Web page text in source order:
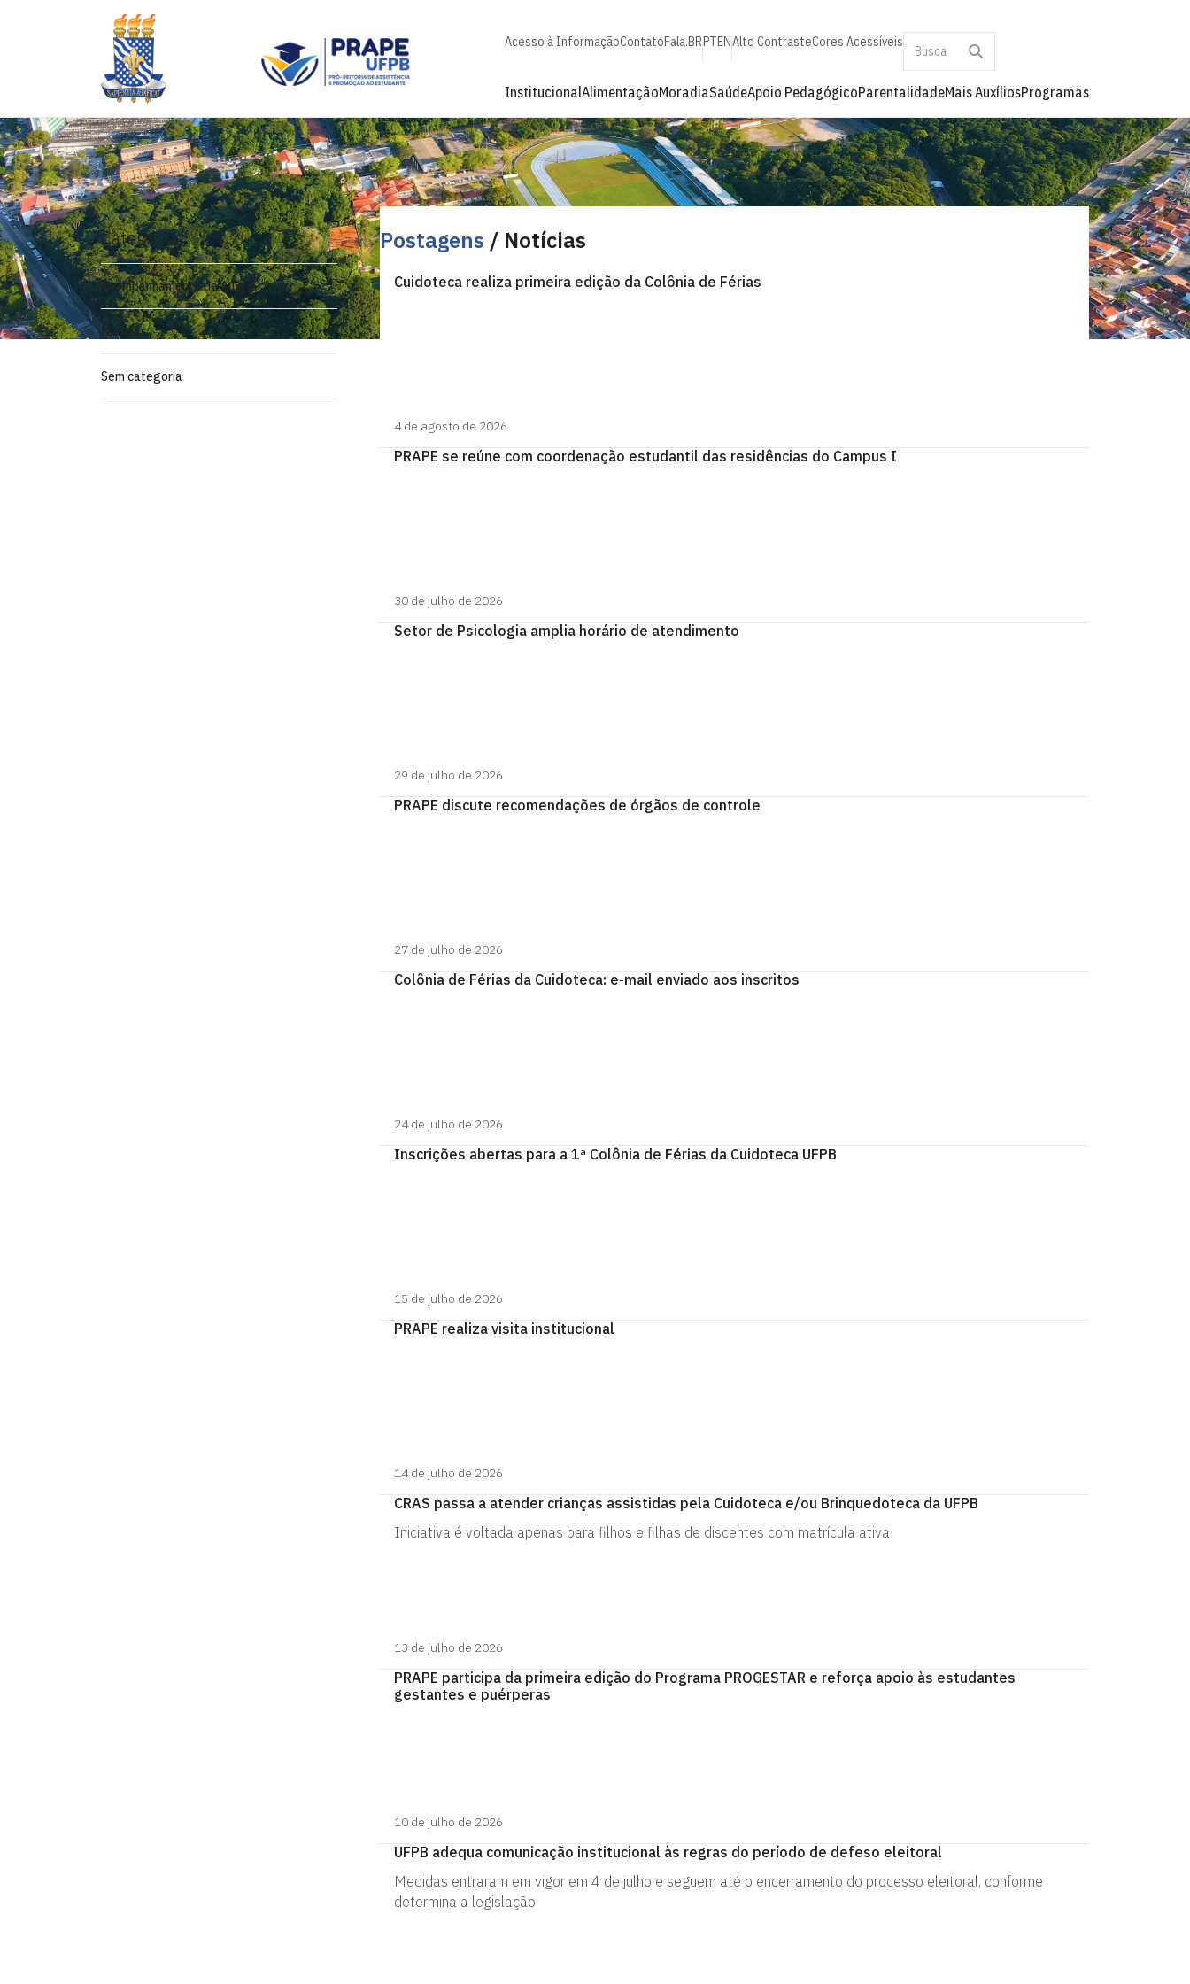
Acesso à InformaçãoContatoFala.BRPTENAlto ContrasteCores Acessíveis
InstitucionalAlimentaçãoMoradiaSaúdeApoio PedagógicoParentalidadeMais AuxíliosProgramas
Categorias
Acompanhamento de Auxílio
Notícias
Sem categoria
Postagens / Notícias
Cuidoteca realiza primeira edição da Colônia de Férias
4 de agosto de 2026
PRAPE se reúne com coordenação estudantil das residências do Campus I
30 de julho de 2026
Setor de Psicologia amplia horário de atendimento
29 de julho de 2026
PRAPE discute recomendações de órgãos de controle
27 de julho de 2026
Colônia de Férias da Cuidoteca: e-mail enviado aos inscritos
24 de julho de 2026
Inscrições abertas para a 1ª Colônia de Férias da Cuidoteca UFPB
15 de julho de 2026
PRAPE realiza visita institucional
14 de julho de 2026
CRAS passa a atender crianças assistidas pela Cuidoteca e/ou Brinquedoteca da UFPB
Iniciativa é voltada apenas para filhos e filhas de discentes com matrícula ativa
13 de julho de 2026
PRAPE participa da primeira edição do Programa PROGESTAR e reforça apoio às estudantes
gestantes e puérperas
10 de julho de 2026
UFPB adequa comunicação institucional às regras do período de defeso eleitoral
Medidas entraram em vigor em 4 de julho e seguem até o encerramento do processo eleitoral, conforme
determina a legislação